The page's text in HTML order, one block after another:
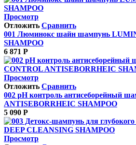
Просмотр
Отложить Сравнить
001 Люминокс шайн шампунь
SHAMPOO
6 871 Р
Просмотр
Отложить Сравнить
002 pH контроль антисеборейный
ANTISEBORRHEIC SHAMPOO
5 090 Р
Просмотр